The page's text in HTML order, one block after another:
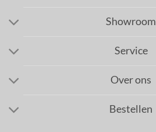
Showroom
Service
Over ons
Bestellen